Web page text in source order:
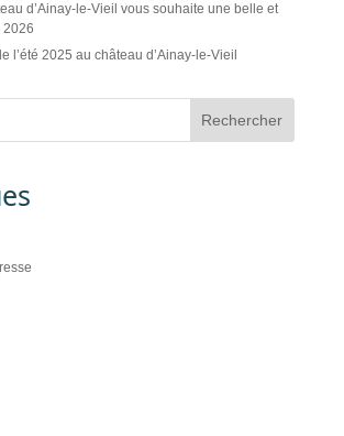
d’Ainay-le-Vieil vous souhaite une belle et
2026
l’été 2025 au château d’Ainay-le-Vieil